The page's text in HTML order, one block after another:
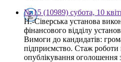
№ 15 (10989) субота, 10
Н.-Сіверська установа
фінансового відділу
Вимоги до кандидатів:
підприємство. Стаж
опублікування